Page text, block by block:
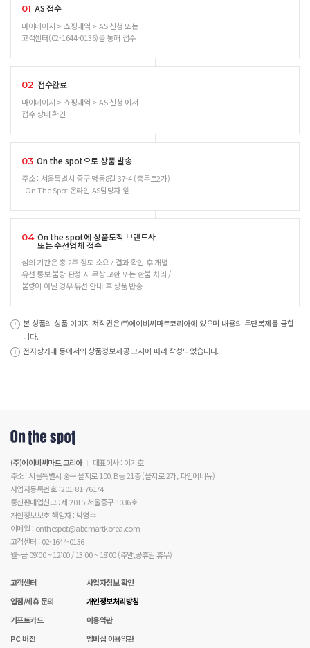
01 AS 접수
마이페이지 > 쇼핑내역 > AS 신청 또는
고객센터(02-1644-0136)를 통해 접수
02 접수완료
마이페이지 > 쇼핑내역 > AS 신청 에서
접수 상태 확인
03 On the spot으로 상품 발송
주소 : 서울특별시 중구 명동8길 37-4 (충무로2가)
On The Spot 온라인 AS담당자 앞
04 On the spot에 상품도착 브랜드사
또는 수선업체 접수
심의 기간은 총 2주 정도 소요 / 결과 확인 후 개별
유선 통보 불량 판정 시 무상 교환 또는 환불 처리 /
불량이 아닐 경우 유선 안내 후 상품 반송
본 상품의 상품 이미지 저작권은 ㈜에이비씨마트코리아에 있으며 내용의 무단복제를 금합
니다.
전자상거래 등에서의 상품정보제공 고시에 따라 작성되었습니다.
(주)에이비씨마트 코리아
대표이사 : 이기호
주소 : 서울특별시 중구 을지로 100, B동 21층 (을지로 2가, 파인에비뉴)
사업자등록번호 : 201-81-76174
통신판매업신고 : 제 2015-서울중구-1036호
개인정보보호 책임자 : 박영수
이메일 : onthespot@abcmartkorea.com
고객센터 : 02-1644-0136
월~금 09:00 ~ 12:00 / 13:00 ~ 18:00 (주말,공휴일 휴무)
고객센터
입점/제휴 문의
기프트카드
PC 버전
사업자정보 확인
개인정보처리방침
이용약관
멤버십 이용약관